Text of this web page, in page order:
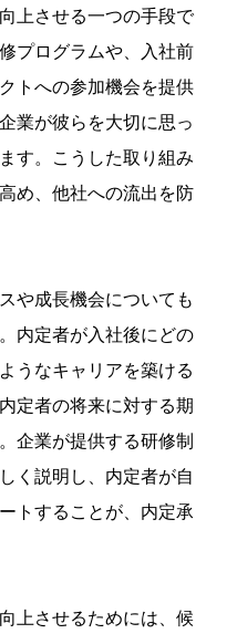
上させる一つの手段で
プログラムや、入社前
トへの参加機会を提供
業が彼らを大切に思っ
す。こうした取り組み
め、他社への流出を防
や成長機会についても
内定者が入社後にどの
うなキャリアを築ける
定者の将来に対する期
企業が提供する研修制
く説明し、内定者が自
トすることが、内定承
上させるためには、候